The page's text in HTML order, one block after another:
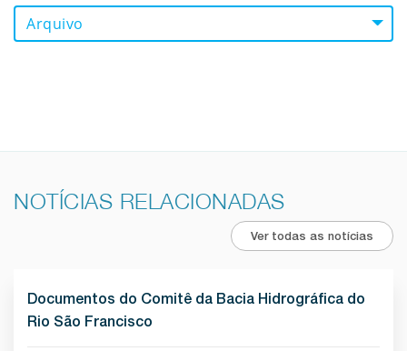
Arquivo
NOTÍCIAS RELACIONADAS
Ver todas as notícias
Documentos do Comitê da Bacia Hidrográfica do
Rio São Francisco